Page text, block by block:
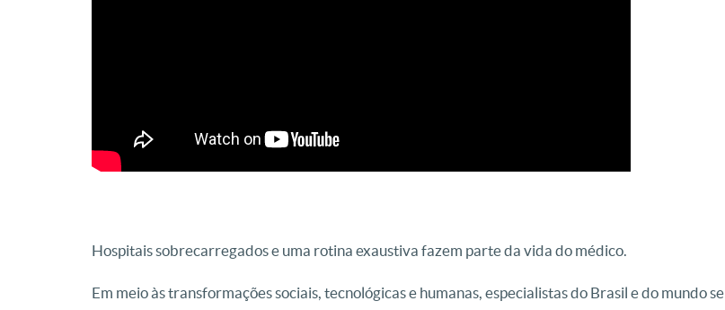
Hospitais sobrecarregados e uma rotina exaustiva fazem parte da vida do médico.
Em meio às transformações sociais, tecnológicas e humanas, especialistas do Brasil e do mundo se